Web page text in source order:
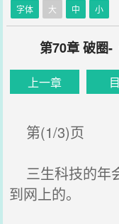
字体 大 中 小
第70章 破圈-
上一章
第(1/3)页
三生科技的年
到网上的。